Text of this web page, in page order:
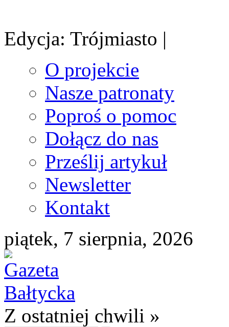
Edycja: Trójmiasto |
O projekcie
Nasze patronaty
Poproś o pomoc
Dołącz do nas
Prześlij artykuł
Newsletter
Kontakt
piątek, 7 sierpnia, 2026
Z ostatniej chwili »